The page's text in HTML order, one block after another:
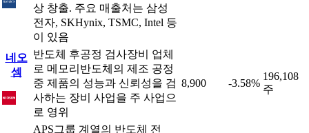
상 창출. 주요 매출처는 삼성
전자, SKHynix, TSMC, Intel 등
이 있음
네오
셈
반도체 후공정 검사장비 업체
로 메모리반도체의 제조 공정
중 제품의 성능과 신뢰성을 검
사하는 장비 사업을 주 사업으
로 영위
8,900 -3.58%
196,108
주
APS그룹 계열의 반도체 전